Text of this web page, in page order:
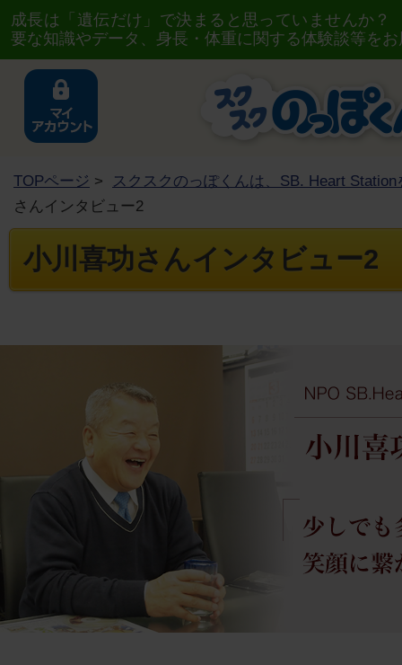
成長は「遺伝だけ」で決まると思っていませんか
要な知識やデータ、身長・体重に関する体験談等を
TOPページ >
スクスクのっぽくんは、SB. Heart
さんインタビュー2
小川喜功さんインタビュー2